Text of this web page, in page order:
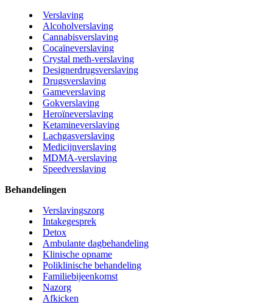
Verslaving
Alcoholverslaving
Cannabisverslaving
Cocaïneverslaving
Crystal meth-verslaving
Designerdrugsverslaving
Drugsverslaving
Gameverslaving
Gokverslaving
Heroïneverslaving
Ketamineverslaving
Lachgasverslaving
Medicijnverslaving
MDMA-verslaving
Speedverslaving
Behandelingen
Verslavingszorg
Intakegesprek
Detox
Ambulante dagbehandeling
Klinische opname
Poliklinische behandeling
Familiebijeenkomst
Nazorg
Afkicken